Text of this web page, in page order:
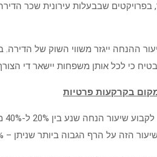
ההנחה ייגזר משווי השוק של
כי לכל אותן משפחות יישאר די
בקרקעות פרטיות
ביותר שניתן – 40% – בכל תכנית שתכלול דיור בהישג יד.